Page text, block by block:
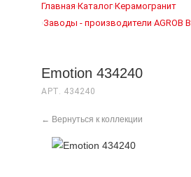
Главная›Каталог›Керамогранит
›Заводы - производители›AGROB
Emotion 434240
АРТ. 434240
← Вернуться к коллекции